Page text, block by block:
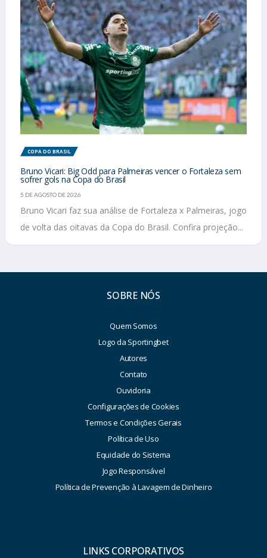
COPA DO BRASIL
Bruno Vicari: Big Odd para Palmeiras vencer o Fortaleza sem
sofrer gols na Copa do Brasil
5 DE AGOSTO DE 2026
Bruno Vicari faz sua análise de Fortaleza x Palmeiras, jogo
de volta das oitavas da Copa do Brasil. Confira projeção...
SOBRE NÓS
Quem Somos
Logo da Sportingbet
Autores
Contato
Ouvidoria
Configurações de Cookies
Termos e Condições Gerais
Política de Uso
Equidade do Sistema
Jogo Responsável
Política de Prevenção à Lavagem de Dinheiro
LINKS CORPORATIVOS